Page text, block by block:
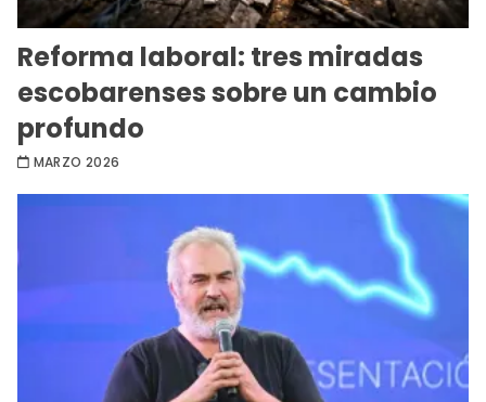
Reforma laboral: tres miradas
escobarenses sobre un cambio
profundo
MARZO 2026